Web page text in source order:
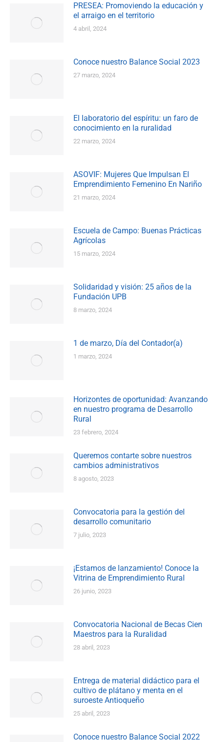
PRESEA: Promoviendo la educación y
el arraigo en el territorio
4 abril, 2024
Conoce nuestro Balance Social 2023
27 marzo, 2024
El laboratorio del espíritu: un faro de
conocimiento en la ruralidad
22 marzo, 2024
ASOVIF: Mujeres Que Impulsan El
Emprendimiento Femenino En Nariño
21 marzo, 2024
Escuela de Campo: Buenas Prácticas
Agrícolas
15 marzo, 2024
Solidaridad y visión: 25 años de la
Fundación UPB
8 marzo, 2024
1 de marzo, Día del Contador(a)
1 marzo, 2024
Horizontes de oportunidad: Avanzando
en nuestro programa de Desarrollo
Rural
23 febrero, 2024
Queremos contarte sobre nuestros
cambios administrativos
8 agosto, 2023
Convocatoria para la gestión del
desarrollo comunitario
7 julio, 2023
¡Estamos de lanzamiento! Conoce la
Vitrina de Emprendimiento Rural
26 junio, 2023
Convocatoria Nacional de Becas Cien
Maestros para la Ruralidad
28 abril, 2023
Entrega de material didáctico para el
cultivo de plátano y menta en el
suroeste Antioqueño
25 abril, 2023
Conoce nuestro Balance Social 2022